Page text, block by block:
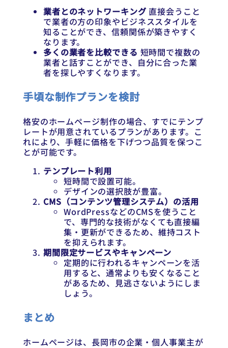
業者とのネットワーキング直接会うこと
で業者の方の印象やビジネススタイルを
知ることができ、信頼関係が築きやすく
なります。
多くの業者を比較できる 短時間で複数の
業者と話すことができ、自分に合った業
者を探しやすくなります。
手頃な制作プランを検討
格安のホームページ制作の場合、すでにテンプ
レートが用意されているプランがあります。こ
れにより、手軽に価格を下げつつ品質を保つこ
とが可能です。
テンプレート利用
短時間で設置可能。
デザインの選択肢が豊富。
CMS（コンテンツ管理システム）の活用
WordPressなどのCMSを使うこと
で、専門的な技術がなくても直接編
集・更新ができるため、維持コスト
を抑えられます。
期間限定サービスやキャンペーン
定期的に行われるキャンペーンを活
用すると、通常よりも安くなること
があるため、見逃さないようにしま
しょう。
まとめ
ホームページは、長岡市の企業・個人事業主が